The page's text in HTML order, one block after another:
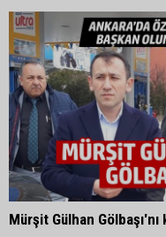
Mürşit Gülhan Gölbaşı'nı